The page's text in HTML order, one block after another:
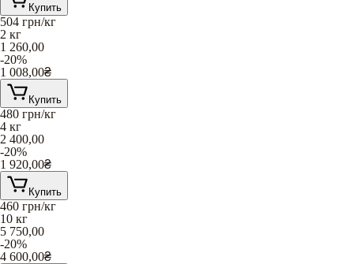
Купить
504 грн/кг
2 кг
1 260,00
-20%
1 008,00₴
Купить
480 грн/кг
4 кг
2 400,00
-20%
1 920,00₴
Купить
460 грн/кг
10 кг
5 750,00
-20%
4 600,00₴